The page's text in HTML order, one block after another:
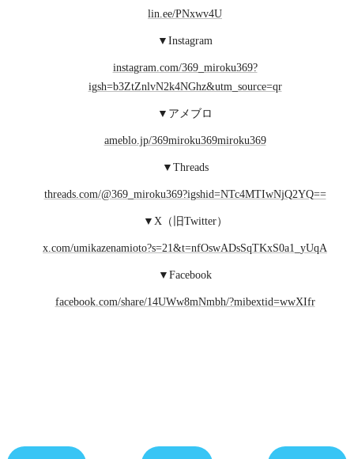
lin.ee/PNxwv4U
▼Instagram
instagram.com/369_miroku369?
igsh=b3ZtZnlvN2k4NGhz&utm_source=qr
▼アメブロ
ameblo.jp/369miroku369miroku369
▼Threads
threads.com/@369_miroku369?igshid=NTc4MTIwNjQ2YQ==
▼X（旧Twitter）
x.com/umikazenamioto?s=21&t=nfOswADsSqTKxS0a1_yUqA
▼Facebook
facebook.com/share/14UWw8mNmbh/?mibextid=wwXIfr